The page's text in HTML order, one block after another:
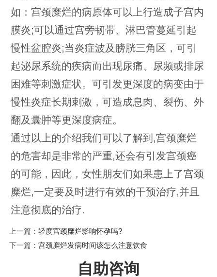
如：宫颈糜烂的病原体可以上行造成子宫内
膜炎;可以通过宫旁韧带、淋巴管蔓延引起
慢性盆腔炎;当炎症波及膀胱三角区，可引
起泌尿系统的疾病而出现尿痛、尿频或排尿
困难等刺激症状。可引发更深度的病变由于
慢性炎症长期刺激，可造成息肉、裂伤、外
翻及囊肿等更深度病症。
通过以上的介绍我们可以了解到,宫颈糜烂
的危害却是非常的严重,还会有引发宫颈癌
的可能，因此，女性朋友们如果患上了宫颈
糜烂,一定要及时进行有效的干预治疗,并且
注意彻底的治疗.
上一篇： 轻度宫颈糜烂影响怀孕吗?
下一篇： 宫颈糜烂发病时间该怎么注意饮食
自助咨询